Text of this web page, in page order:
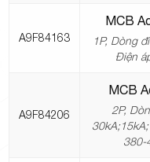
A9F84163
MCB
1P, Dòng
Điện
A9F84206
MCB
2P,
380-